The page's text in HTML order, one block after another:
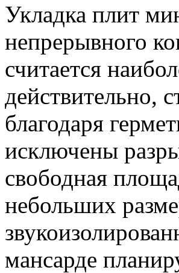
Укладка плит
непрерывного
считается
действительно,
благодаря
исключены
свободная
небольших
мансарде